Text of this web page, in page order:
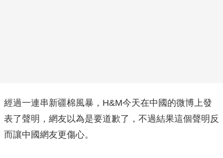
經過一連串新疆棉風暴，H&M今天在中國的微博上發
表了聲明，網友以為是要道歉了，不過結果這個聲明反
而讓中國網友更傷心。